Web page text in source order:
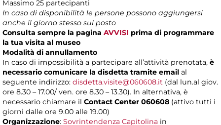
Massimo 25 partecipanti
In caso di disponibilità le persone possono aggiungersi
anche il giorno stesso sul posto
Consulta sempre la pagina AVVISI prima di programmare
la tua visita al museo
Modalità di annullamento
In caso di impossibilità a partecipare all’attività prenotata, è
necessario comunicare la disdetta tramite email al
seguente indirizzo: disdetta.visite@060608.it (dal lun.al giov.
ore 8.30 – 17.00/ ven. ore 8.30 – 13.30). In alternativa, è
necessario chiamare il Contact Center 060608 (attivo tutti i
giorni dalle ore 9.00 alle 19.00)
Organizzazione: Sovrintendenza Capitolina in